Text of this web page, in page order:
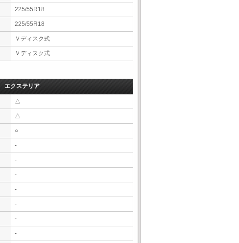
225/55R18
225/55R18
Ｖディスク式
Ｖディスク式
エクステリア
△
△
○
-
-
-
-
-
-
-